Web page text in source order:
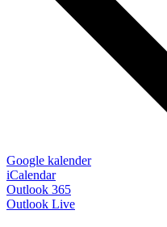
Google kalender
iCalendar
Outlook 365
Outlook Live